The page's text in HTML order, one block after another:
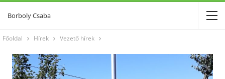
Borboly Csaba
Főoldal Hírek Vezető hírek